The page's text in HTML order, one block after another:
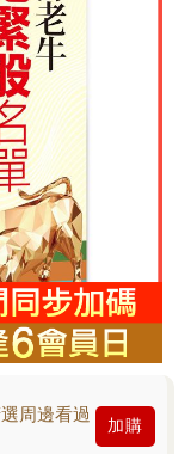
周邊看過
加購